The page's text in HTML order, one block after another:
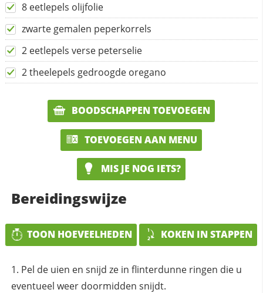
8 eetlepels olijfolie
zwarte gemalen peperkorrels
2 eetlepels verse peterselie
2 theelepels gedroogde oregano
BOODSCHAPPEN TOEVOEGEN
TOEVOEGEN AAN MENU
MIS JE NOG IETS?
Bereidingswijze
TOON HOEVEELHEDEN KOKEN IN STAPPEN
Pel de uien en snijd ze in flinterdunne ringen die u
eventueel weer doormidden snijdt.